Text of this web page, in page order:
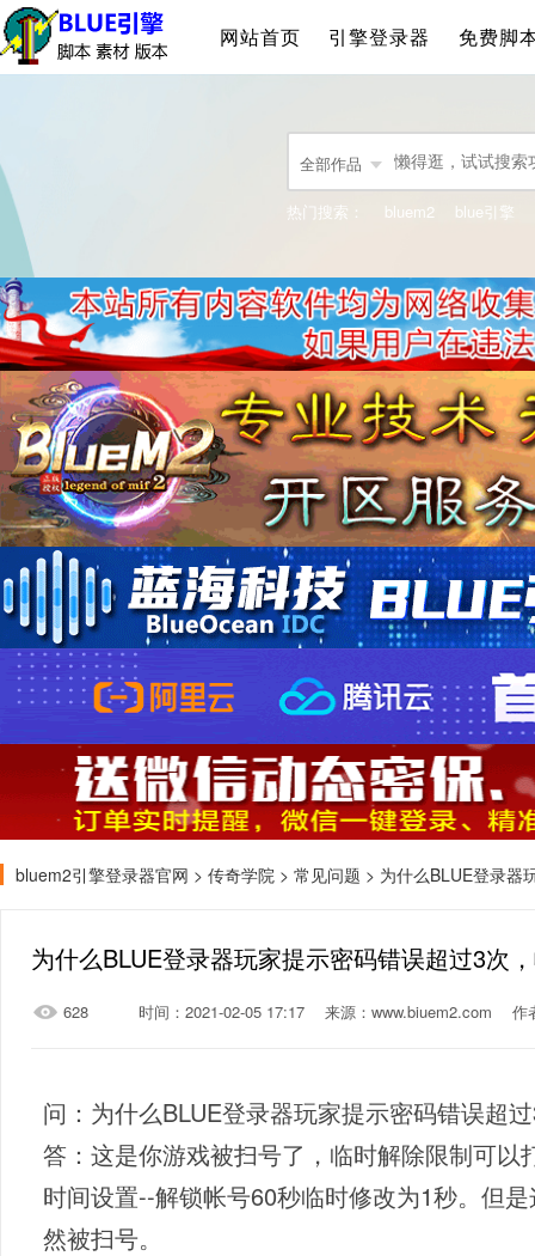
网站首页 引擎登录器 免费脚
全部作品
热门搜索： bluem2 blue引擎
bluem2引擎登录器官网 > 传奇学院 > 常见问题 > 为什么BLUE登录器玩
为什么BLUE登录器玩家提示密码错误超过3次
628 时间：2021-02-05 17:17 来源：www.biuem2.com 作
问：为什么BLUE登录器玩家提示密码错误超
答：这是你游戏被扫号了，临时解除限制可
时间设置--解锁帐号60秒临时修改为1秒。但
然被扫号。